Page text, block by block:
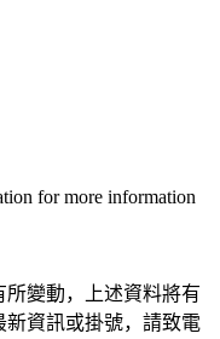
for more information
變動，上述資料將有
資訊或掛號，請致電